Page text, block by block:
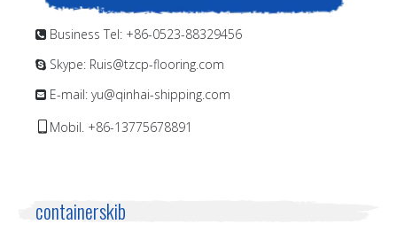
 Business Tel: +86-0523-88329456
 Skype: Ruis@tzcp-flooring.com
 E-mail: yu@qinhai-shipping.com
Mobil. +86-13775678891
containerskib